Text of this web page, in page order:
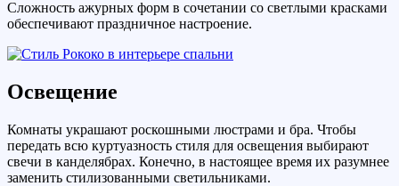
Сложность ажурных форм в сочетании со светлыми красками
обеспечивают праздничное настроение.
Освещение
Комнаты украшают роскошными люстрами и бра. Чтобы
передать всю куртуазность стиля для освещения выбирают
свечи в канделябрах. Конечно, в настоящее время их разумнее
заменить стилизованными светильниками.